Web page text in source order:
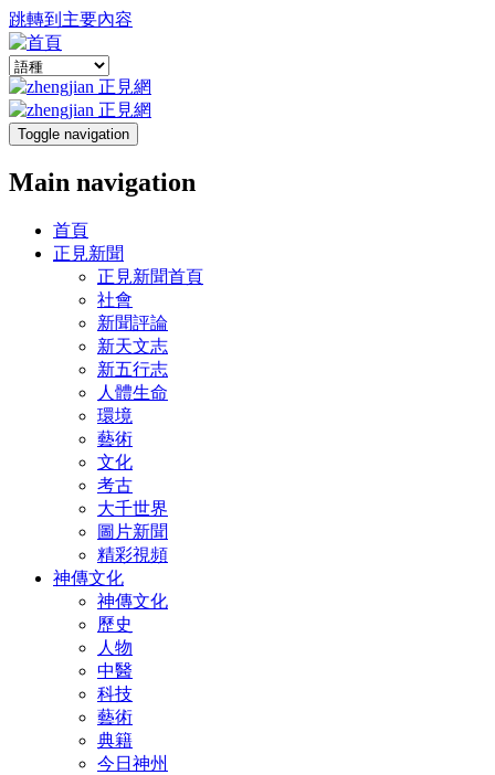
跳轉到主要內容
Toggle navigation
Main navigation
首頁
正見新聞
正見新聞首頁
社會
新聞評論
新天文志
新五行志
人體生命
環境
藝術
文化
考古
大千世界
圖片新聞
精彩視頻
神傳文化
神傳文化
歷史
人物
中醫
科技
藝術
典籍
今日神州